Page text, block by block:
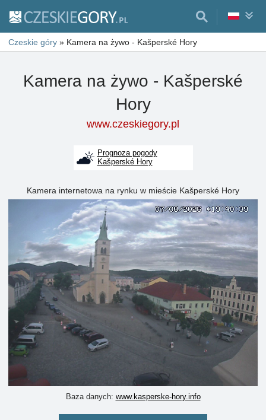
Czeskie góry » Kamera na żywo - Kašperské Hory
Kamera na żywo - Kašperské
Hory
www.czeskiegory.pl
Prognoza pogody
Kašperské Hory
Kamera internetowa na rynku w mieście Kašperské Hory
Baza danych: www.kasperske-hory.info